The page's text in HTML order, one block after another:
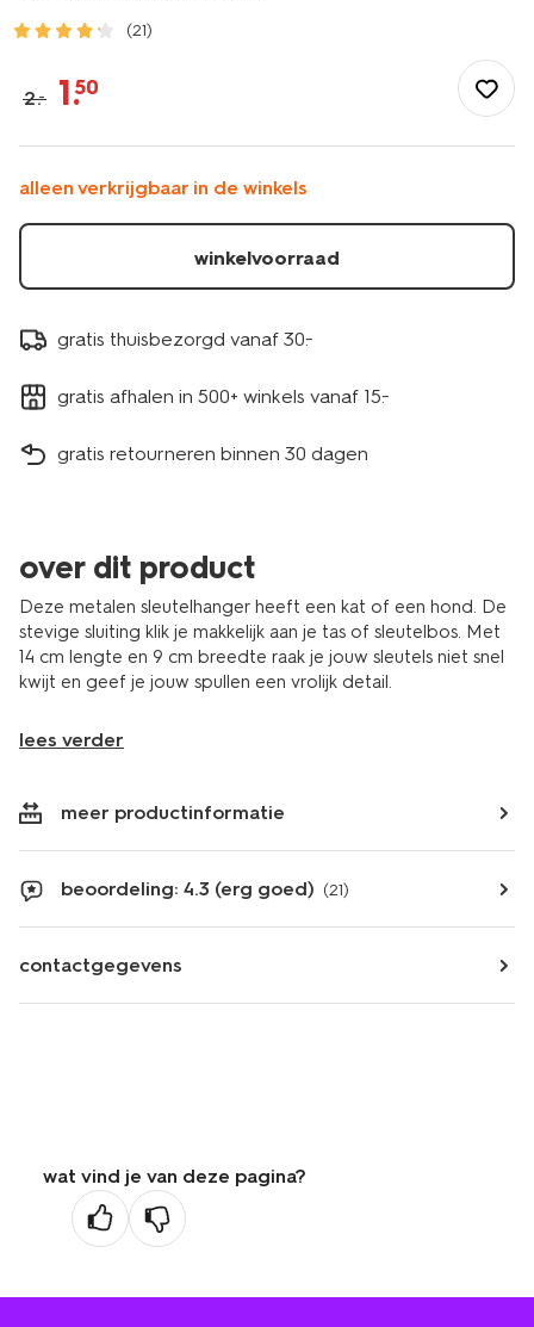
(21)
kantoor/schooltassen/sleutelhangers/sleutelhanger-
huisdier-
2.– 1.50
alleen verkrijgbaar in de winkels
winkelvoorraad
gratis thuisbezorgd vanaf 30.-
gratis afhalen in 500+ winkels vanaf 15.-
gratis retourneren binnen 30 dagen
over dit product
Deze metalen sleutelhanger heeft een kat of een hond. De
stevige sluiting klik je makkelijk aan je tas of sleutelbos. Met
14 cm lengte en 9 cm breedte raak je jouw sleutels niet snel
kwijt en geef je jouw spullen een vrolijk detail.
lees verder
meer productinformatie
beoordeling: 4.3 (erg goed) (21)
contactgegevens
wat vind je van deze pagina?